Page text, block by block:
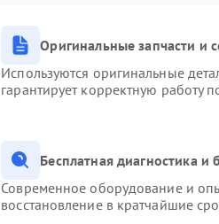
Оригинальные запчасти и
Используются оригинальные
гарантирует корректную работу
Бесплатная диагностика
Современное оборудование и
восстановление в кратчайшие